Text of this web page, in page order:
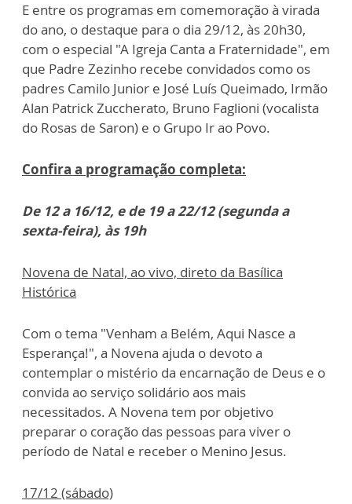
E entre os programas em comemoração à virada
do ano, o destaque para o dia 29/12, às 20h30,
com o especial "A Igreja Canta a Fraternidade", em
que Padre Zezinho recebe convidados como os
padres Camilo Junior e José Luís Queimado, Irmão
Alan Patrick Zuccherato, Bruno Faglioni (vocalista
do Rosas de Saron) e o Grupo Ir ao Povo.
Confira a programação completa:
De 12 a 16/12, e de 19 a 22/12 (segunda a
sexta-feira), às 19h
Novena de Natal, ao vivo, direto da Basílica
Histórica
Com o tema "Venham a Belém, Aqui Nasce a
Esperança!", a Novena ajuda o devoto a
contemplar o mistério da encarnação de Deus e o
convida ao serviço solidário aos mais
necessitados. A Novena tem por objetivo
preparar o coração das pessoas para viver o
período de Natal e receber o Menino Jesus.
17/12 (sábado)